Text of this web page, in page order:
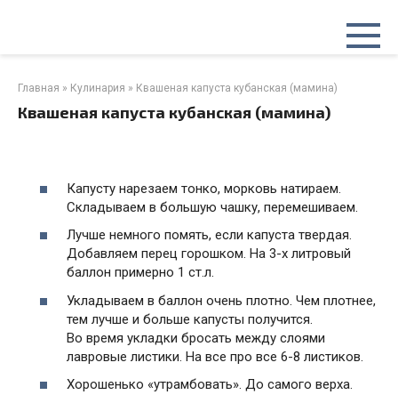
Главная » Кулинария » Квашеная капуста кубанская (мамина)
Квашеная капуста кубанская (мамина)
Капусту нарезаем тонко, морковь натираем.
Складываем в большую чашку, перемешиваем.
Лучше немного помять, если капуста твердая.
Добавляем перец горошком. На 3-х литровый
баллон примерно 1 ст.л.
Укладываем в баллон очень плотно. Чем плотнее,
тем лучше и больше капусты получится.
Во время укладки бросать между слоями
лавровые листики. На все про все 6-8 листиков.
Хорошенько «утрамбовать». До самого верха.